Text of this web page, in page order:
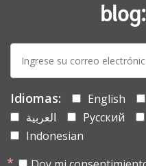
E-
mail:
Idiomas: English
العربية
Русский
Indonesian